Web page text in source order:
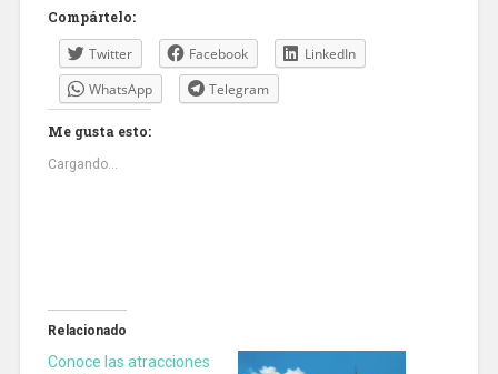
Compártelo:
Twitter Facebook
LinkedIn
WhatsApp
Telegram
Me gusta esto:
Cargando...
Relacionado
Conoce las atracciones